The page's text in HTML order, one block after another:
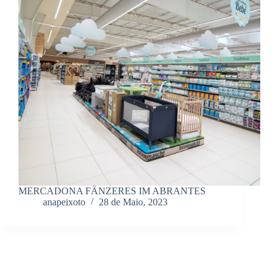
MERCADONA FÂNZERES IM ABRANTES
anapeixoto
28 de Maio, 2023